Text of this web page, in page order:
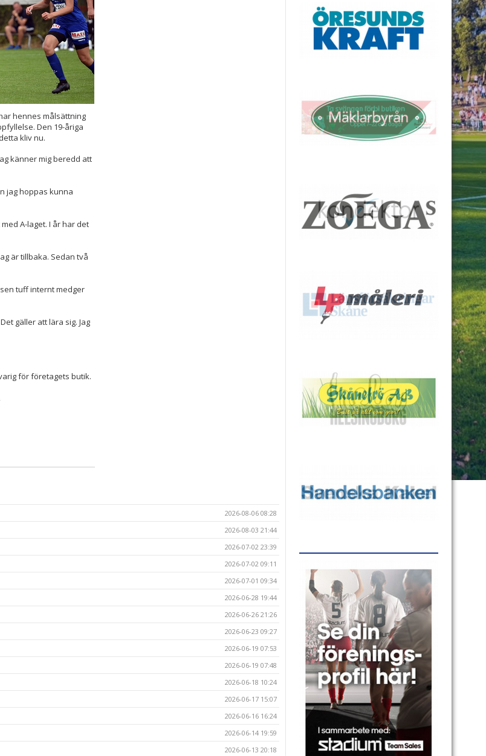
hennes målsättning
Den 19-åriga
kliv nu.
känner mig beredd att
jag hoppas kunna
A-laget. I år har det
är tillbaka. Sedan två
tuff internt medger
gäller att lära sig. Jag
för företagets butik.
2026-08-06 08:28
2026-08-03 21:44
2026-07-02 23:39
2026-07-02 09:11
2026-07-01 09:34
2026-06-28 19:44
2026-06-26 21:26
2026-06-23 09:27
2026-06-19 07:53
2026-06-19 07:48
2026-06-18 10:24
2026-06-17 15:07
2026-06-16 16:24
2026-06-14 19:59
2026-06-13 20:18